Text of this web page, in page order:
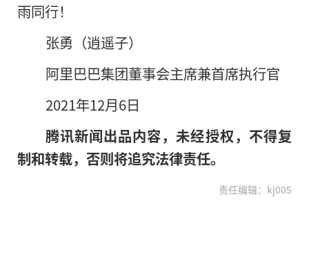
雨同行！
张勇（逍遥子）
阿里巴巴集团董事会主席兼首席执行官
2021年12月6日
腾讯新闻出品内容，未经授权，不得复
制和转载，否则将追究法律责任。
责任编辑：kj005